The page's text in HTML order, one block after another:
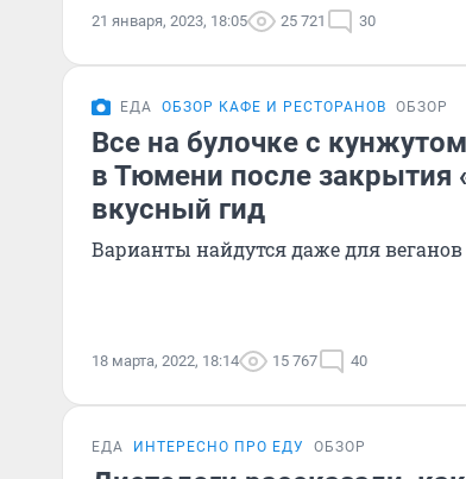
21 января, 2023, 18:05 25 721 30
ЕДА ОБЗОР КАФЕ И РЕСТОРАНОВ ОБЗОР
Все на булочке с
в Тюмени после закрытия
вкусный гид
Варианты найдутся даже для веганов
18 марта, 2022, 18:14 15 767 40
ЕДА ИНТЕРЕСНО ПРО ЕДУ ОБЗОР